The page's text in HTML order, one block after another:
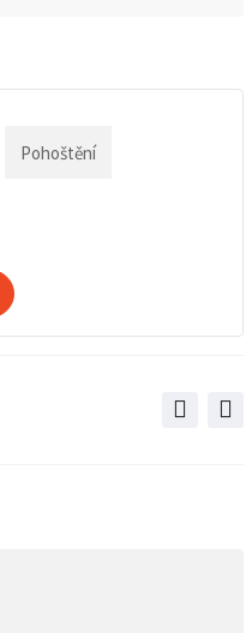
Pohoštění
Print